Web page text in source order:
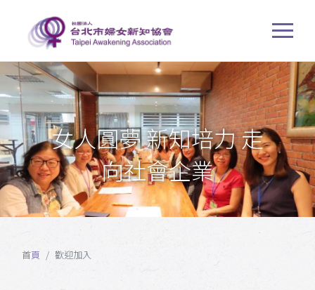
女人圓夢 新知培力 走
向社會企業
首頁 歡迎加入